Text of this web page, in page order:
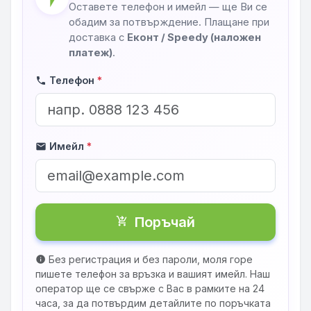
Оставете телефон и имейл — ще Ви се
обадим за потвърждение. Плащане при
доставка с Еконт / Speedy (наложен
платеж).
phone Телефон *
mail Имейл *
shopping_cart_checkout Поръчай
info Без регистрация и без пароли, моля горе
пишете телефон за връзка и вашият имейл. Наш
оператор ще се свърже с Вас в рамките на 24
часа, за да потвърдим детайлите по поръчката